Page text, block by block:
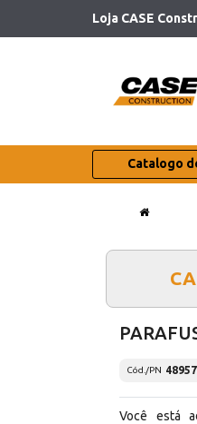
Loja CASE
Catalogo
Cód./PN
Você está